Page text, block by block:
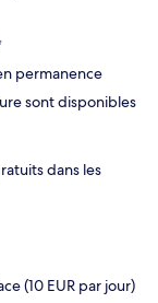
permanence
sont disponibles
dans les
(10 EUR par jour)